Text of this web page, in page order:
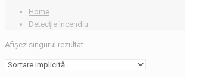
Home
Detecție Incendiu
Afișez singurul rezultat